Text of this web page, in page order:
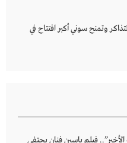
وتمنح سوني أكبر افتتاح في
الأخير”.. فيلم ياسين فنان يحتفي